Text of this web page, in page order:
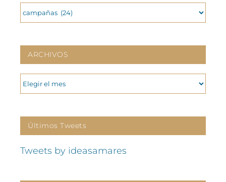
CATEGORIAS
ARCHIVOS
ARCHIVOS
Últimos Tweets
Tweets by ideasamares